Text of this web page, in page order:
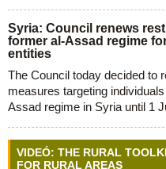
Syria: Council renews
former al-Assad regime
entities
The Council today decided to
measures targeting
Assad regime in Syria until 1
VIDEÓ: THE RURAL
FOR RURAL AREAS